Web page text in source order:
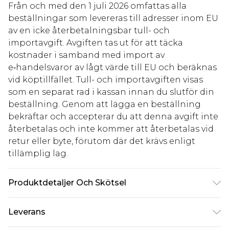
Från och med den 1 juli 2026 omfattas alla
beställningar som levereras till adresser inom EU
av en icke återbetalningsbar tull- och
importavgift. Avgiften tas ut för att täcka
kostnader i samband med import av
e‑handelsvaror av lågt värde till EU och beräknas
vid köptillfället. Tull- och importavgiften visas
som en separat rad i kassan innan du slutför din
beställning. Genom att lägga en beställning
bekräftar och accepterar du att denna avgift inte
återbetalas och inte kommer att återbetalas vid
retur eller byte, förutom där det krävs enligt
tillämplig lag.
Produktdetaljer Och Skötsel
Leverans